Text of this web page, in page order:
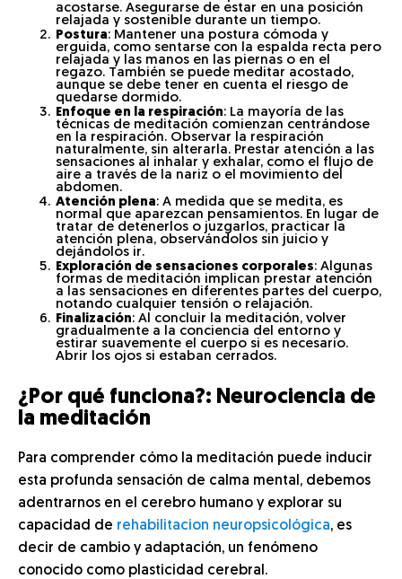
acostarse. Asegurarse de estar en una posición
relajada y sostenible durante un tiempo.
Postura: Mantener una postura cómoda y
erguida, como sentarse con la espalda recta pero
relajada y las manos en las piernas o en el
regazo. También se puede meditar acostado,
aunque se debe tener en cuenta el riesgo de
quedarse dormido.
Enfoque en la respiración: La mayoría de las
técnicas de meditación comienzan centrándose
en la respiración. Observar la respiración
naturalmente, sin alterarla. Prestar atención a las
sensaciones al inhalar y exhalar, como el flujo de
aire a través de la nariz o el movimiento del
abdomen.
Atención plena: A medida que se medita, es
normal que aparezcan pensamientos. En lugar de
tratar de detenerlos o juzgarlos, practicar la
atención plena, observándolos sin juicio y
dejándolos ir.
Exploración de sensaciones corporales: Algunas
formas de meditación implican prestar atención
a las sensaciones en diferentes partes del cuerpo,
notando cualquier tensión o relajación.
Finalización: Al concluir la meditación, volver
gradualmente a la conciencia del entorno y
estirar suavemente el cuerpo si es necesario.
Abrir los ojos si estaban cerrados.
¿Por qué funciona?: Neurociencia de
la meditación
Para comprender cómo la meditación puede inducir
esta profunda sensación de calma mental, debemos
adentrarnos en el cerebro humano y explorar su
capacidad de rehabilitacion neuropsicológica, es
decir de cambio y adaptación, un fenómeno
conocido como plasticidad cerebral.